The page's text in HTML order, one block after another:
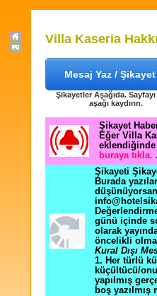
Villa Kaseria
Mesaj Yaz /
Şikayetler Aşağıda.
aşağı kaydırın.
Şikayet
Eğer Villa
buraya tıkla. .
Şikayeti
Burada
günü içinde
olarak
öncelikli
Kural Dışı
1. Her türlü
küçültücü/
yapılmış
boş yazılmış